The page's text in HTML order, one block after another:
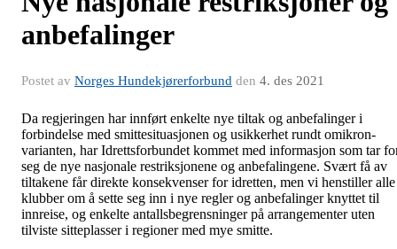
anbefalinger
Postet av Norges Hundekjørerforbund den 4. des 2021
Da regjeringen har innført enkelte nye tiltak og anbefalinger i
forbindelse med smittesituasjonen og usikkerhet rundt omikron-
varianten, har Idrettsforbundet kommet med informasjon som tar
seg de nye nasjonale restriksjonene og anbefalingene. Svært få av
tiltakene får direkte konsekvenser for idretten, men vi henstiller alle
klubber om å sette seg inn i nye regler og anbefalinger knyttet til
innreise, og enkelte antallsbegrensninger på arrangementer uten
tilviste sitteplasser i regioner med mye smitte.